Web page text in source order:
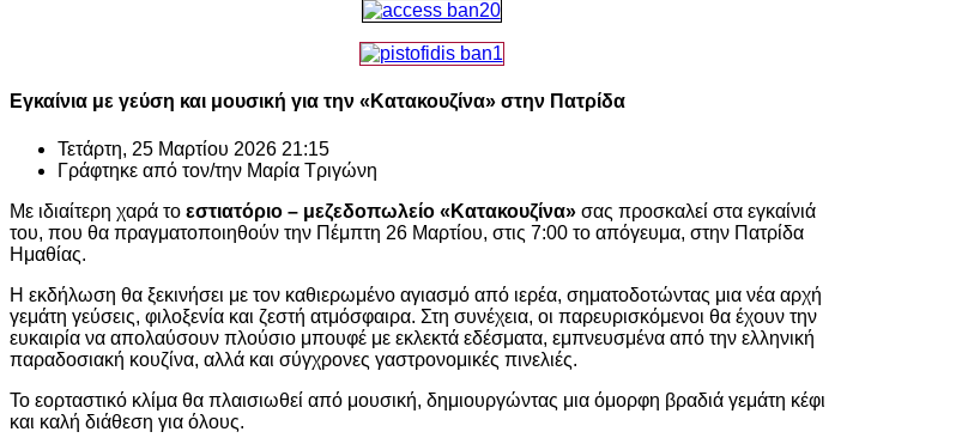
Εγκαίνια με γεύση και μουσική για την «Κατακουζίνα» στην Πατρίδα
Τετάρτη, 25 Μαρτίου 2026 21:15
Γράφτηκε από τον/την Μαρία Τριγώνη
Με ιδιαίτερη χαρά το εστιατόριο – μεζεδοπωλείο «Κατακουζίνα» σας προσκαλεί στα εγκαίνιά
του, που θα πραγματοποιηθούν την Πέμπτη 26 Μαρτίου, στις 7:00 το απόγευμα, στην Πατρίδα
Ημαθίας.
Η εκδήλωση θα ξεκινήσει με τον καθιερωμένο αγιασμό από ιερέα, σηματοδοτώντας μια νέα αρχή
γεμάτη γεύσεις, φιλοξενία και ζεστή ατμόσφαιρα. Στη συνέχεια, οι παρευρισκόμενοι θα έχουν την
ευκαιρία να απολαύσουν πλούσιο μπουφέ με εκλεκτά εδέσματα, εμπνευσμένα από την ελληνική
παραδοσιακή κουζίνα, αλλά και σύγχρονες γαστρονομικές πινελιές.
Το εορταστικό κλίμα θα πλαισιωθεί από μουσική, δημιουργώντας μια όμορφη βραδιά γεμάτη κέφι
και καλή διάθεση για όλους.